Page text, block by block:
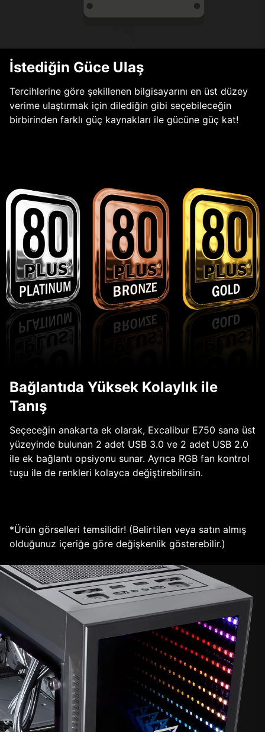
İstediğin Güce Ulaş
Tercihlerine göre şekillenen bilgisayarını en üst düzey
verime ulaştırmak için dilediğin gibi seçebileceğin
birbirinden farklı güç kaynakları ile gücüne güç kat!
Bağlantıda Yüksek Kolaylık ile
Tanış
Seçeceğin anakarta ek olarak, Excalibur E750 sana üst
yüzeyinde bulunan 2 adet USB 3.0 ve 2 adet USB 2.0
ile ek bağlantı opsiyonu sunar. Ayrıca RGB fan kontrol
tuşu ile de renkleri kolayca değiştirebilirsin.
*Ürün görselleri temsilidir! (Belirtilen veya satın almış
olduğunuz içeriğe göre değişkenlik gösterebilir.)